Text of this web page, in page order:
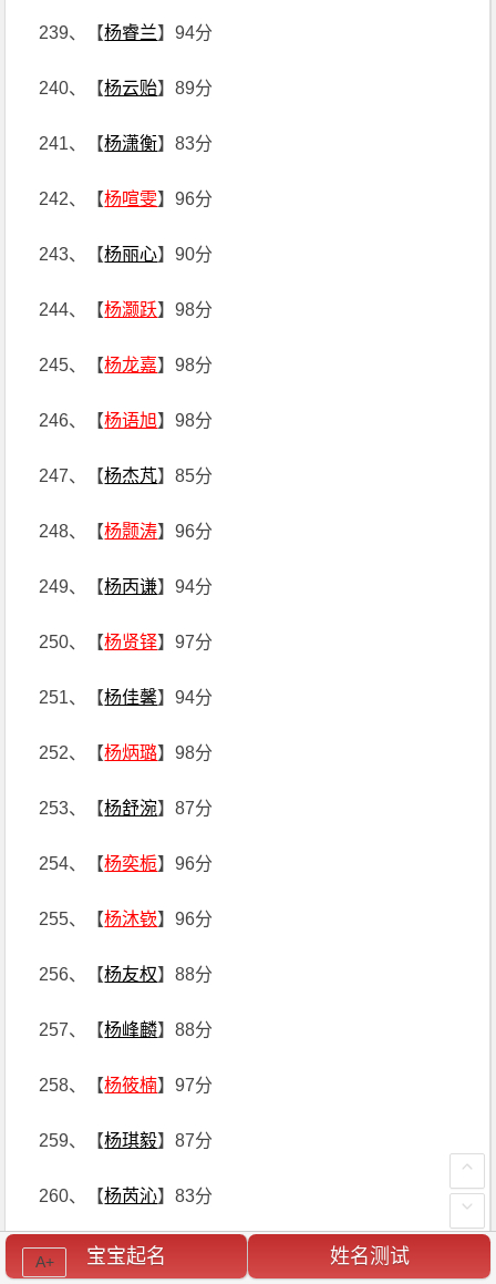
239、【杨睿兰】94分
240、【杨云贻】89分
241、【杨潇衡】83分
242、【杨喧雯】96分
243、【杨丽心】90分
244、【杨灏跃】98分
245、【杨龙嘉】98分
246、【杨语旭】98分
247、【杨杰芃】85分
248、【杨颢涛】96分
249、【杨丙谦】94分
250、【杨贤铎】97分
251、【杨佳馨】94分
252、【杨炳璐】98分
253、【杨舒涴】87分
254、【杨奕栀】96分
255、【杨沐嵚】96分
256、【杨友权】88分
257、【杨峰麟】88分
258、【杨筱楠】97分
259、【杨琪毅】87分
260、【杨芮沁】83分
261、【杨宗允】98分
宝宝起名 姓名测试
A+